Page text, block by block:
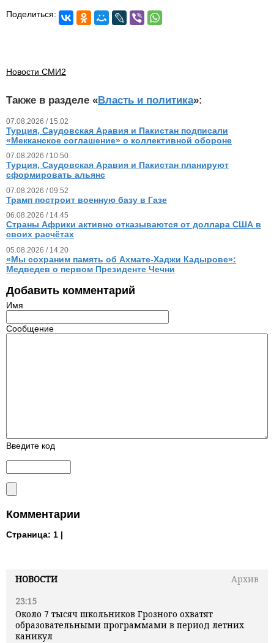
НОВОСТИ
Архив
23:15
Около 7 тысяч школьников Грозного охватят
образовательными программами в период летних
каникул
Поделиться:
Новости СМИ2
Также в разделе «Власть и политика»:
07.08.2026 / 15.02
Турция, Саудовская Аравия и Пакистан подписали
«Мекканское соглашение» о коллективной обороне
07.08.2026 / 10.50
Турция, Саудовская Аравия и Пакистан планируют
сформировать альянс
07.08.2026 / 09.52
Трамп построит военную базу в Газе
06.08.2026 / 14.45
Страны Африки активно отказываются от доллара США в
своих расчётах
05.08.2026 / 14.20
«Мы сохраним память об Ахмате-Хаджи Кадырове»:
Медведев о первом Президенте Чечни
Добавить комментарий
Имя
Сообщение
Введите код
Комментарии
Страница: 1 |